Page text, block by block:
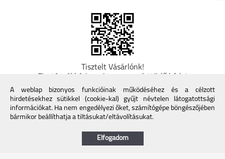
Tisztelt Vásárlónk!
Fizetésnél kérje az ingyenes adattörlő kódot
adatainak biztonsága érdekében! A Kormány
döntése alapján a kereskedő minden tartós
adathordozó termék vásárlásakor köteles ingyenes
adattörlő kódot biztosítani. További információk a
https://nmhh.hu/veglegestorles
A weblap bizonyos funkcióinak működéséhez és a célzott
hirdetésekhez sütikkel (cookie-kal) gyűjt névtelen látogatottsági
információkat. Ha nem engedélyezi őket, számítógépe böngészőjében
bármikor beállíthatja a tiltásukat/eltávolításukat.
Elfogadom